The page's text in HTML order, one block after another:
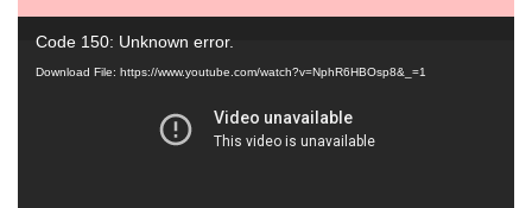
Code 150: Unknown error.
Download File: https://www.youtube.com/watch?v=NphR6HBOsp8&_=1